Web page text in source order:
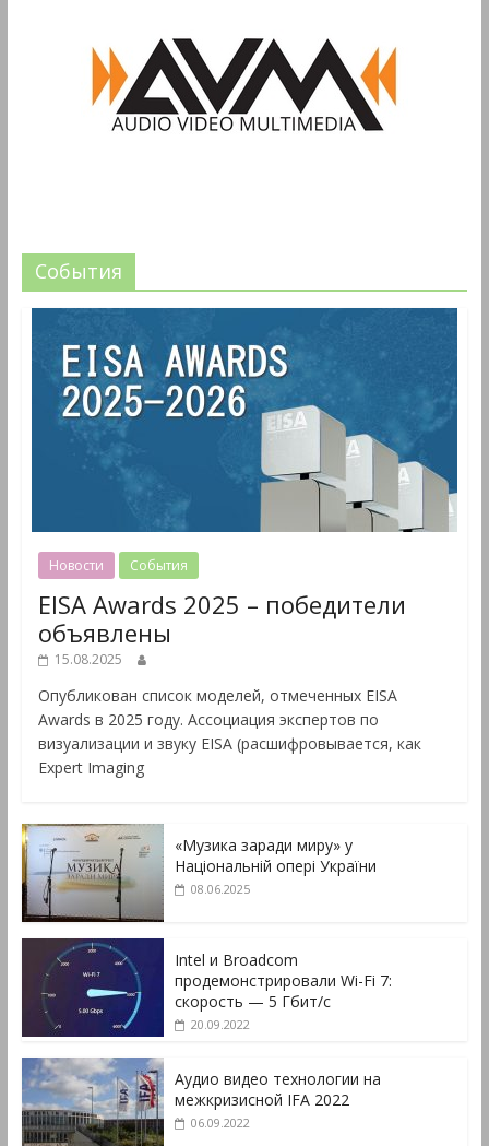
События
Новости События
EISA Awards 2025 – победители
объявлены
15.08.2025
Опубликован список моделей, отмеченных EISA
Awards в 2025 году. Ассоциация экспертов по
визуализации и звуку EISA (расшифровывается, как
Expert Imaging
«Музика заради миру» у
Національній опері України
08.06.2025
Intel и Broadcom
продемонстрировали Wi-Fi 7:
скорость — 5 Гбит/с
20.09.2022
Аудио видео технологии на
межкризисной IFA 2022
06.09.2022